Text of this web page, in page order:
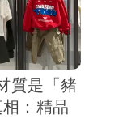
質是「豬
：精品